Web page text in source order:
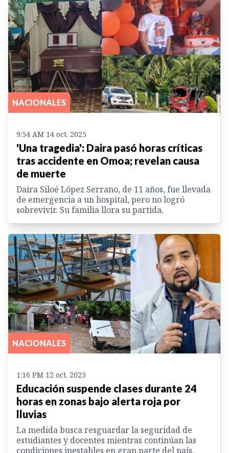
NACIONALES
9:54 AM 14 oct. 2025
'Una tragedia': Daira pasó horas críticas
tras accidente en Omoa; revelan causa
de muerte
Daira Siloé López Serrano, de 11 años, fue llevada
de emergencia a un hospital, pero no logró
sobrevivir. Su familia llora su partida.
NACIONALES
1:16 PM 12 oct. 2025
Educación suspende clases durante 24
horas en zonas bajo alerta roja por
lluvias
La medida busca resguardar la seguridad de
estudiantes y docentes mientras continúan las
condiciones inestables en gran parte del país.